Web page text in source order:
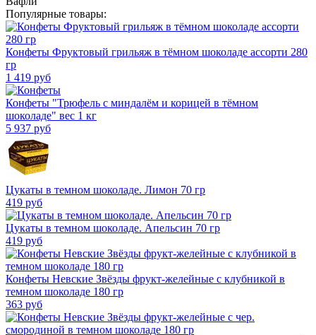
Популярные товары:
Конфеты Фруктовый грильяж в тёмном шоколаде ассорти 280
гр
1 419 руб
Конфеты "Трюфель с миндалём и корицей в тёмном
шоколаде" вес 1 кг
5 937 руб
Цукаты в темном шоколаде. Лимон 70 гр
419 руб
Цукаты в темном шоколаде. Апельсин 70 гр
419 руб
Конфеты Невские Звёзды фрукт-желейные с клубникой в
темном шоколаде 180 гр
363 руб